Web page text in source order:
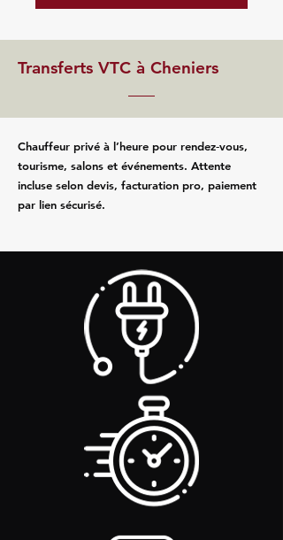
Transferts VTC à Cheniers
Chauffeur privé à l’heure pour rendez‑vous,
tourisme, salons et événements. Attente
incluse selon devis, facturation pro, paiement
par lien sécurisé.